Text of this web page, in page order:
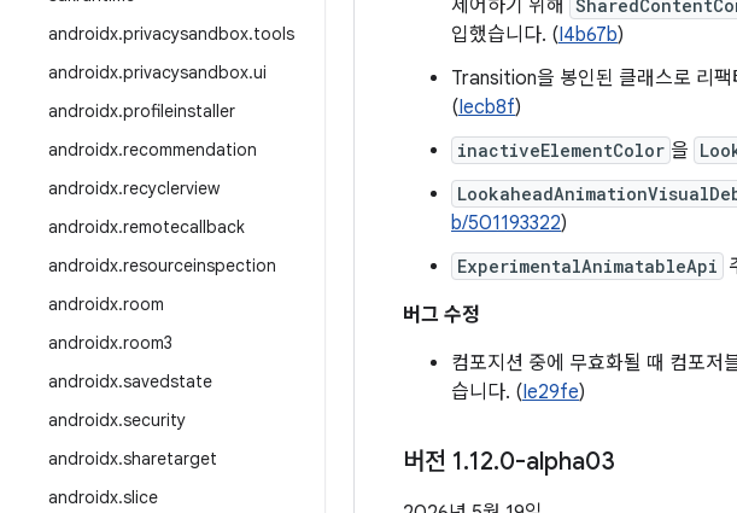
androidx.privacysandbox.tools
androidx.privacysandbox.ui
androidx.profileinstaller
androidx.recommendation
androidx.recyclerview
androidx.remotecallback
androidx.resourceinspection
androidx.room
androidx.room3
androidx.savedstate
androidx.security
androidx.sharetarget
androidx.slice
제어하기 위해
입했습니다. (I4b67b)
Transition을 봉인된 클래스로 리팩
(Iecb8f)
inactiveElementColor 을
b/501193322)
ExperimentalAnimatableApi
버그 수정
컴포지션 중에 무효화될 때 컴포저
습니다. (Ie29fe)
버전 1.12.0-alpha03